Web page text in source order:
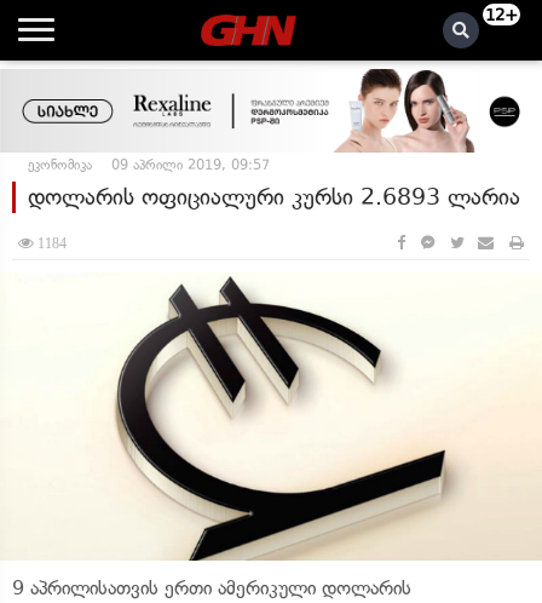
12+
ეკონომიკა 09 აპრილი 2019, 09:57
დოლარის ოფიციალური კურსი 2.6893 ლარია
1184
9 აპრილისათვის ერთი ამერიკული დოლარის